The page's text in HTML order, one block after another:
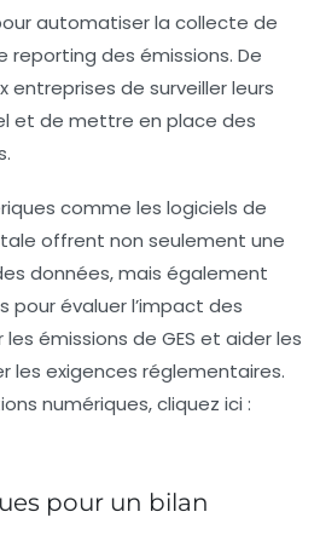
automatiser la collecte de
reporting des émissions. De
entreprises de surveiller leurs
et de mettre en place des
comme les logiciels de
offrent non seulement une
données, mais également
pour évaluer l’impact des
émissions de GES et aider les
les exigences réglementaires.
numériques, cliquez ici :
pour un bilan